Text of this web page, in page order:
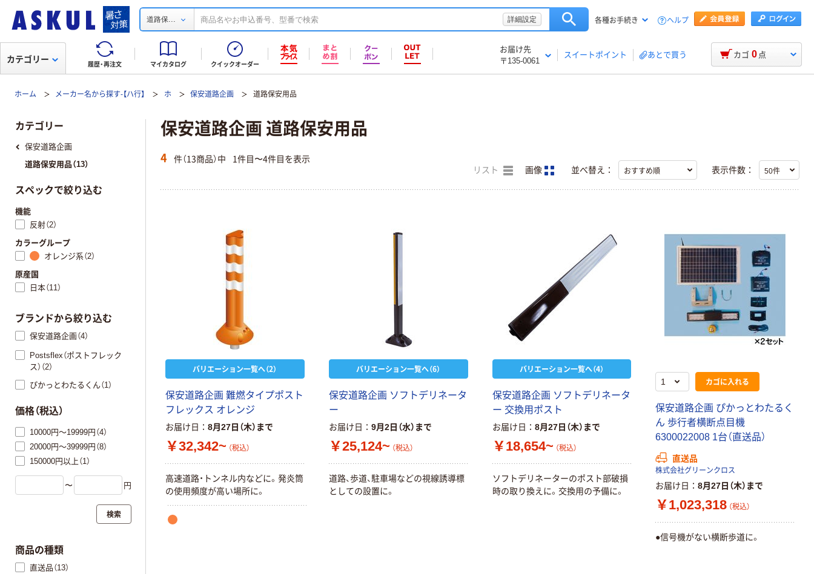
道路保... 詳細設定 各種お手続き ヘルプ
履歴・再注文 マイカタログ クイックオーダー
お届け先
〒135-0061
スイートポイント あとで買う
カテゴリー カゴ 0 点
ホーム メーカー名から探す-【ハ行】 ホ 保安道路企画 道路保安用品
保安道路企画 道路保安用品
4 件（13商品）中 1件目〜4件目を表示
リスト 画像 並べ替え： 表示件数：
バリエーション一覧へ（2）
保安道路企画 難燃タイプポスト
フレックス オレンジ
お届け日 8月27日（木）まで
￥32,342~ （税込）
高速道路・トンネル内などに。発炎筒
の使用頻度が高い場所に。
バリエーション一覧へ（6）
保安道路企画 ソフトデリネータ
ー
お届け日 9月2日（水）まで
￥25,124~ （税込）
道路、歩道、駐車場などの視線誘導標
としての設置に。
バリエーション一覧へ（4）
保安道路企画 ソフトデリネータ
ー 交換用ポスト
お届け日 8月27日（木）まで
￥18,654~ （税込）
ソフトデリネーターのポスト部破損
時の取り換えに。交換用の予備に。
カゴに入れる
保安道路企画 ぴかっとわたるく
ん 歩行者横断点目機
6300022008 1台（直送品）
直送品
株式会社グリーンクロス
お届け日 8月27日（木）まで
￥1,023,318 （税込）
●信号機がない横断歩道に。
カテゴリー
保安道路企画
道路保安用品（13）
スペックで絞り込む
機能
反射（2）
カラーグループ
オレンジ系（2）
原産国
日本（11）
ブランドから絞り込む
保安道路企画（4）
Postsflex（ポストフレック
ス）（2）
ぴかっとわたるくん（1）
価格（税込）
10000円～19999円（4）
20000円～39999円（8）
150000円以上（1）
〜 円
検索
商品の種類
直送品（13）